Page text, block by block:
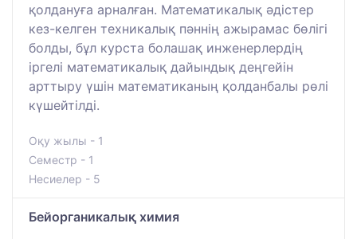
қолдануға арналған. Математикалық әдістер
кез-келген техникалық пәннің ажырамас бөлігі
болды, бұл курста болашақ инженерлердің
іргелі математикалық дайындық деңгейін
арттыру үшін математиканың қолданбалы рөлі
күшейтілді.
Оқу жылы - 1
Семестр - 1
Несиелер - 5
Бейорганикалық химия